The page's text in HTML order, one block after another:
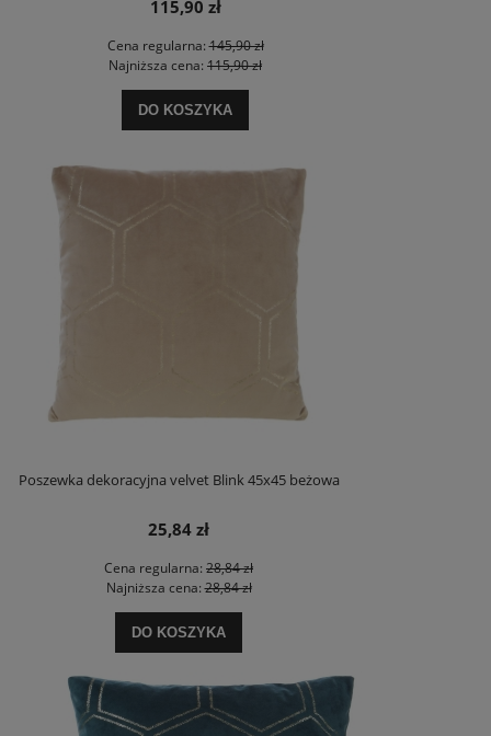
115,90 zł
Cena regularna:145,90 zł
Najniższa cena: 115,90 zł
DO KOSZYKA
Poszewka dekoracyjna velvet Blink 45x45 beżowa
25,84 zł
Cena regularna: 28,84 zł
Najniższa cena:28,84 zł
DO KOSZYKA